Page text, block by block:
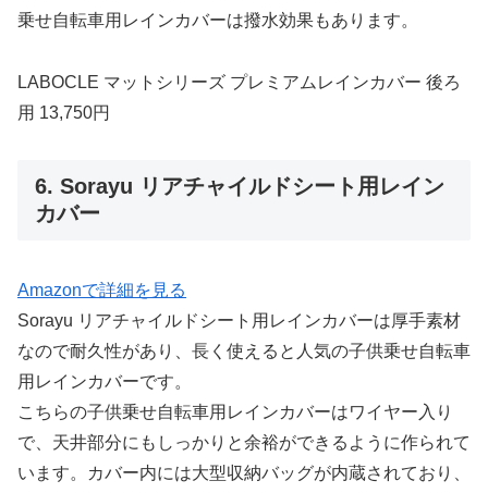
乗せ自転車用レインカバーは撥水効果もあります。
LABOCLE マットシリーズ プレミアムレインカバー 後ろ
用 13,750円
6. Sorayu リアチャイルドシート用レイン
カバー
Amazonで詳細を見る
Sorayu リアチャイルドシート用レインカバーは厚手素材
なので耐久性があり、長く使えると人気の子供乗せ自転車
用レインカバーです。
こちらの子供乗せ自転車用レインカバーはワイヤー入り
で、天井部分にもしっかりと余裕ができるように作られて
います。カバー内には大型収納バッグが内蔵されており、